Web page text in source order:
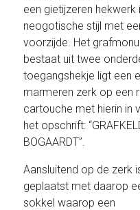
een gietijzeren hekwerk
neogotische stijl met
voorzijde. Het
bestaat uit twee
toegangshekje ligt een
marmeren zerk op een
cartouche met hierin in
het opschrift:
BOGAARDT”.
Aansluitend op de zerk
geplaatst met daarop
sokkel waarop een